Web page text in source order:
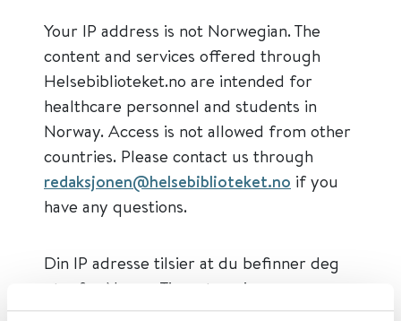
Your IP address is not Norwegian. The
content and services offered through
Helsebiblioteket.no are intended for
healthcare personnel and students in
Norway. Access is not allowed from other
countries. Please contact us through
redaksjonen@helsebiblioteket.no if you
have any questions.
Din IP adresse tilsier at du befinner deg
utenfor Norge. Tjenestene i
Helsebiblioteket.no er beregnet på